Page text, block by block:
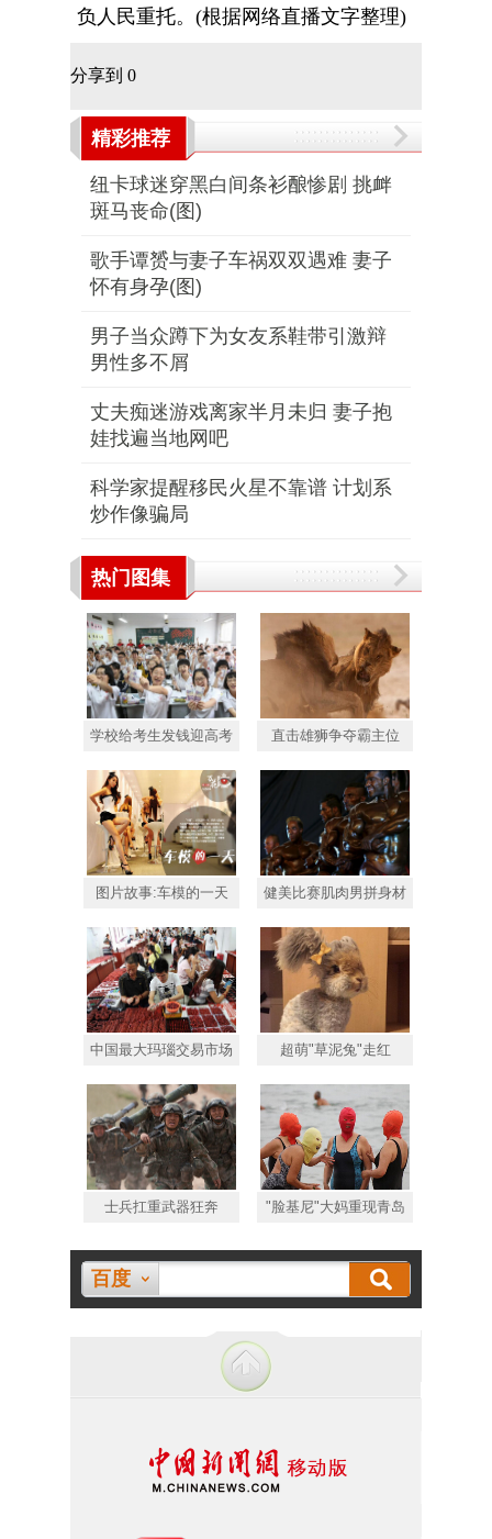
负人民重托。(根据网络直播文字整理)
分享到 0
精彩推荐
纽卡球迷穿黑白间条衫酿惨剧 挑衅
斑马丧命(图)
歌手谭赟与妻子车祸双双遇难 妻子
怀有身孕(图)
男子当众蹲下为女友系鞋带引激辩
男性多不屑
丈夫痴迷游戏离家半月未归 妻子抱
娃找遍当地网吧
科学家提醒移民火星不靠谱 计划系
炒作像骗局
热门图集
学校给考生发钱迎高考 直击雄狮争夺霸主位
图片故事:车模的一天 健美比赛肌肉男拼身材
中国最大玛瑙交易市场 超萌"草泥兔"走红
士兵扛重武器狂奔 "脸基尼"大妈重现青岛
百度